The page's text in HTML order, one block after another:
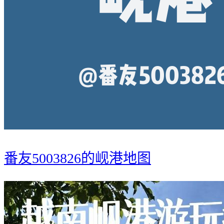
番友5003826的岘港地图